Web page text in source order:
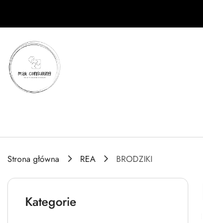
Strona główna REA BRODZIKI
Kategorie